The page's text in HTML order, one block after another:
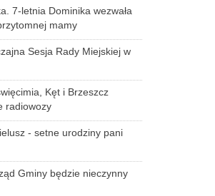
7-letnia Dominika wezwała
mamy
Sesja Rady Miejskiej w
Kęt i Brzeszcz
radiowozy
- setne urodziny pani
Gminy będzie nieczynny